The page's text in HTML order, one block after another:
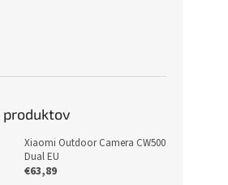
produktov
Xiaomi Outdoor Camera CW500
Dual EU
€63,89